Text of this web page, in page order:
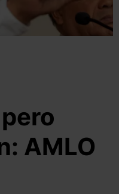
AMLO